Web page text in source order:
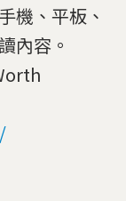
機、平板、
內容。